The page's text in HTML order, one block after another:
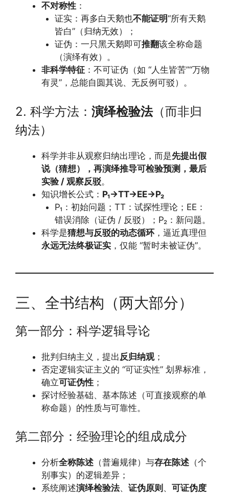
不对称性 ：
证实：再多白天鹅也不能证明“所有天鹅
皆白”（归纳无效）；
证伪：一只黑天鹅即可推翻该全称命题
（演绎有效）。
非科学特征 ：不可证伪（如 “人生皆苦”“万物
有灵”，总能自圆其说、无反例可驳）。
2. 科学方法： 演绎检验法（而非归
纳法）
科学并非从观察归纳出理论，而是先提出假
说（猜想），再演绎推导可检验预测，最后
实验 / 观察反驳。
知识增长公式： P₁→TT→EE→P₂
P₁：初始问题；TT：试探性理论；EE：
错误消除（证伪 / 反驳）；P₂：新问题。
科学是猜想与反驳的动态循环，逼近真理但
永远无法终极证实 ，仅能 “暂时未被证伪”。
三、全书结构（两大部分）
第一部分：科学逻辑导论
批判归纳主义，提出 反归纳观；
否定逻辑实证主义的 “可证实性” 划界标准，
确立可证伪性 ；
探讨经验基础、基本陈述（可直接观察的单
称命题）的性质与可靠性。
第二部分：经验理论的组成成分
分析全称陈述 （普遍规律）与存在陈述 （个
别事实）的逻辑差异；
系统阐述演绎检验法、 证伪原则 、 可证伪度